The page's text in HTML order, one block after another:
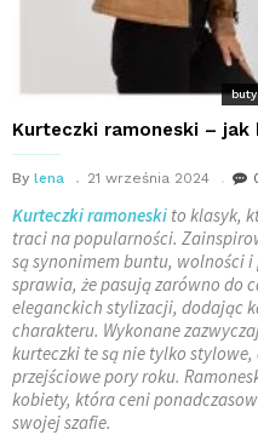
Kurteczki ramoneski – jak
By lena 21 września 2024
Kurteczki ramoneski to klasyk,
traci na popularności.
są synonimem buntu, wolności
sprawia, że pasują zarówno do
eleganckich stylizacji, dodając
charakteru. Wykonane
kurteczki te są nie tylko
przejściowe pory roku.
kobiety, która ceni
swojej szafie.